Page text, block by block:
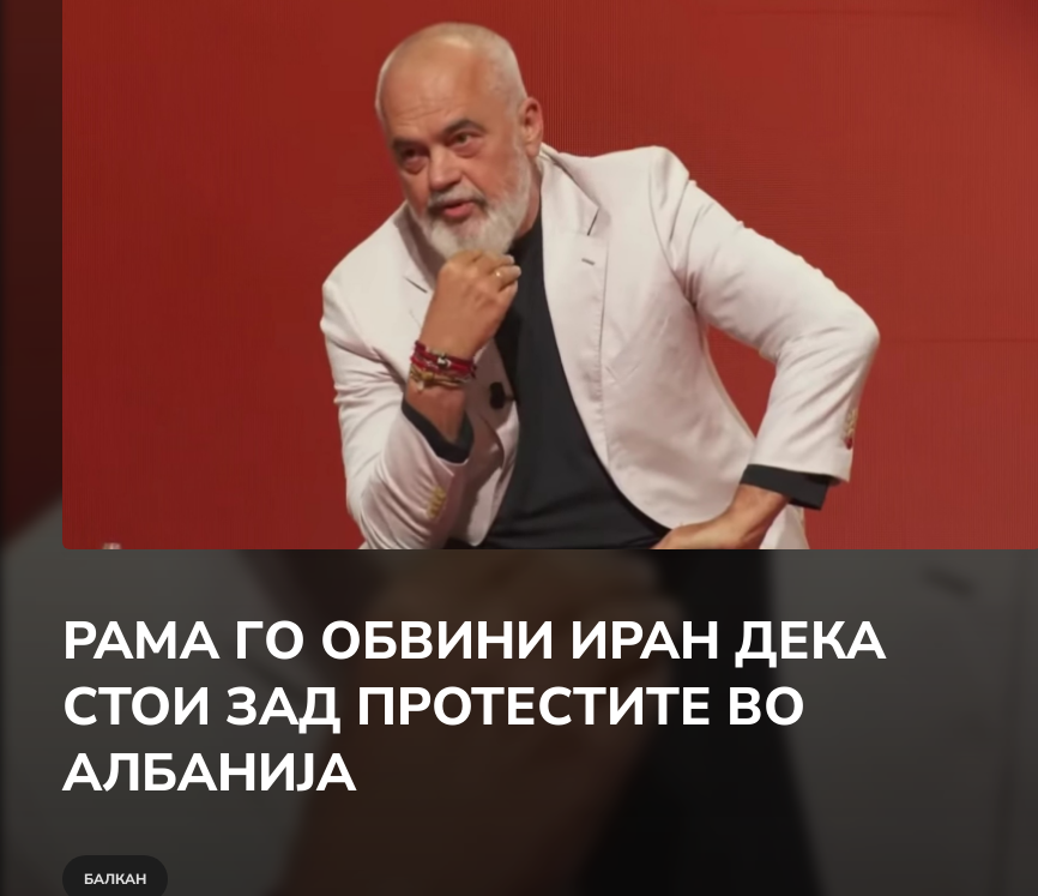
РАМА ГО ОБВИНИ ИРАН ДЕКА
СТОИ ЗАД ПРОТЕСТИТЕ ВО
АЛБАНИЈА
БАЛКАН